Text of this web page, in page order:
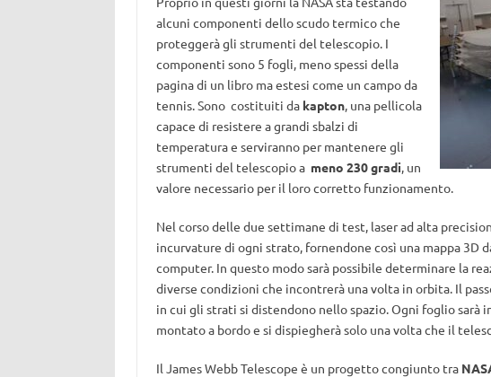
alcuni componenti dello scudo termico che
proteggerà gli strumenti del telescopio. I
componenti sono 5 fogli, meno spessi della
pagina di un libro ma estesi come un campo da
tennis. Sono costituiti da kapton, una pellicola
capace di resistere a grandi sbalzi di
temperatura e serviranno per mantenere gli
strumenti del telescopio a meno 230 gradi, un
valore necessario per il loro corretto funzionamento.
Nel corso delle due settimane di test, laser ad alta
incurvature di ogni strato, fornendone così una mappa 3D
computer. In questo modo sarà possibile determinare la
diverse condizioni che incontrerà una volta in orbita. Il
in cui gli strati si distendono nello spazio. Ogni foglio sarà
montato a bordo e si dispiegherà solo una volta che il
Il James Webb Telescope è un progetto congiunto tra